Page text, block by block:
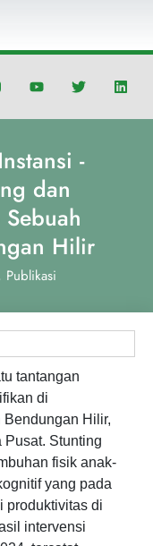
g
Y
o
t
e
T
w
t
r
L
i
k
-
dan
Hilir
Publikasi
tantangan
di
Bendungan Hilir,
Pusat. Stunting
fisik anak-
yang pada
produktivitas di
intervensi